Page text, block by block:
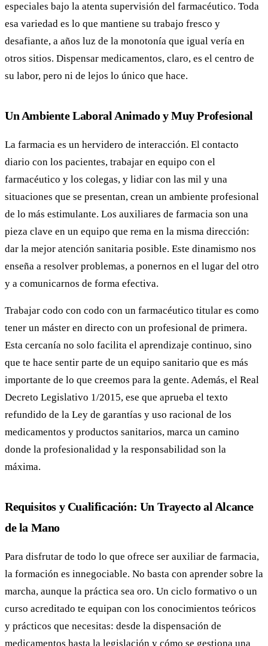
especiales bajo la atenta supervisión del farmacéutico. Toda
esa variedad es lo que mantiene su trabajo fresco y
desafiante, a años luz de la monotonía que igual vería en
otros sitios. Dispensar medicamentos, claro, es el centro de
su labor, pero ni de lejos lo único que hace.
Un Ambiente Laboral Animado y Muy Profesional
La farmacia es un hervidero de interacción. El contacto
diario con los pacientes, trabajar en equipo con el
farmacéutico y los colegas, y lidiar con las mil y una
situaciones que se presentan, crean un ambiente profesional
de lo más estimulante. Los auxiliares de farmacia son una
pieza clave en un equipo que rema en la misma dirección:
dar la mejor atención sanitaria posible. Este dinamismo nos
enseña a resolver problemas, a ponernos en el lugar del otro
y a comunicarnos de forma efectiva.
Trabajar codo con codo con un farmacéutico titular es como
tener un máster en directo con un profesional de primera.
Esta cercanía no solo facilita el aprendizaje continuo, sino
que te hace sentir parte de un equipo sanitario que es más
importante de lo que creemos para la gente. Además, el Real
Decreto Legislativo 1/2015, ese que aprueba el texto
refundido de la Ley de garantías y uso racional de los
medicamentos y productos sanitarios, marca un camino
donde la profesionalidad y la responsabilidad son la
máxima.
Requisitos y Cualificación: Un Trayecto al Alcance
de la Mano
Para disfrutar de todo lo que ofrece ser auxiliar de farmacia,
la formación es innegociable. No basta con aprender sobre la
marcha, aunque la práctica sea oro. Un ciclo formativo o un
curso acreditado te equipan con los conocimientos teóricos
y prácticos que necesitas: desde la dispensación de
medicamentos hasta la legislación y cómo se gestiona una